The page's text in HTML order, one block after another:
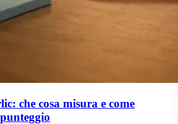
che cosa misura e come